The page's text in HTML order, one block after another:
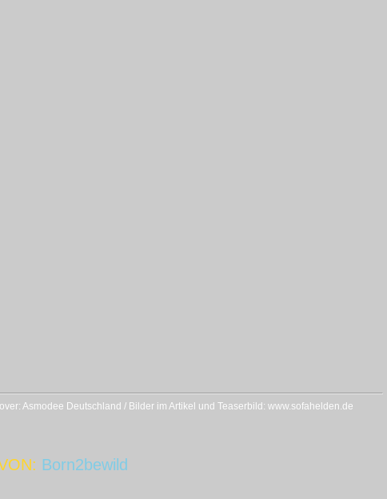
Asmodee Deutschland / Bilder im Artikel und Teaserbild: www.sofahelden.de
Born2bewild